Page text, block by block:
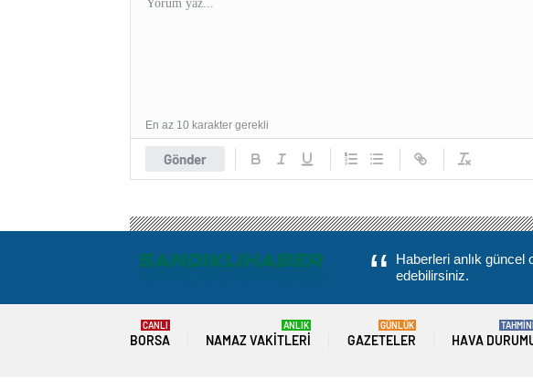
Gönder
En az 10 karakter gerekli
Haberleri anlık
edebilirsiniz.
BORSA
CANLI
NAMAZ VAKITLERI
ANLIK
GAZETELER
GÜNLÜK
HAVA
TAHMİNİ